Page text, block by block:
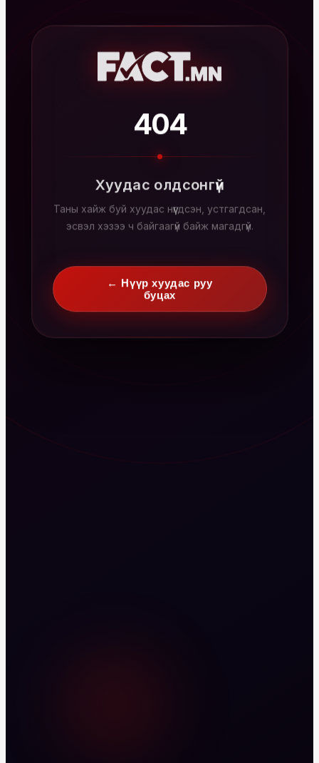
404
Хуудас олдсонгүй
Таны хайж буй хуудас нүүгдсэн, устгагдсан,
эсвэл хэзээ ч байгаагүй байж магадгүй.
← Нүүр хуудас руу
буцах